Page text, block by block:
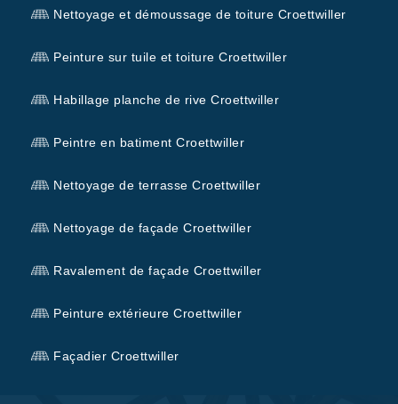
Nettoyage et démoussage de toiture Croettwiller
Peinture sur tuile et toiture Croettwiller
Habillage planche de rive Croettwiller
Peintre en batiment Croettwiller
Nettoyage de terrasse Croettwiller
Nettoyage de façade Croettwiller
Ravalement de façade Croettwiller
Peinture extérieure Croettwiller
Façadier Croettwiller